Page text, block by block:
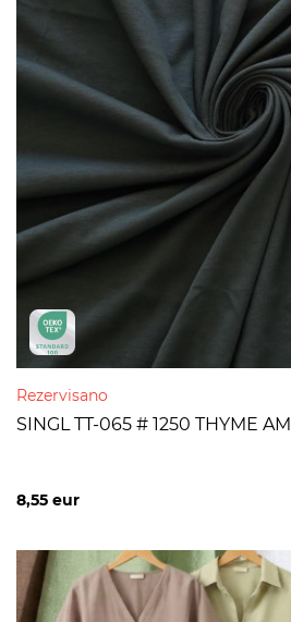
Rezervisano
SINGL TT-065 # 1250 THYME AM
8,55 eur